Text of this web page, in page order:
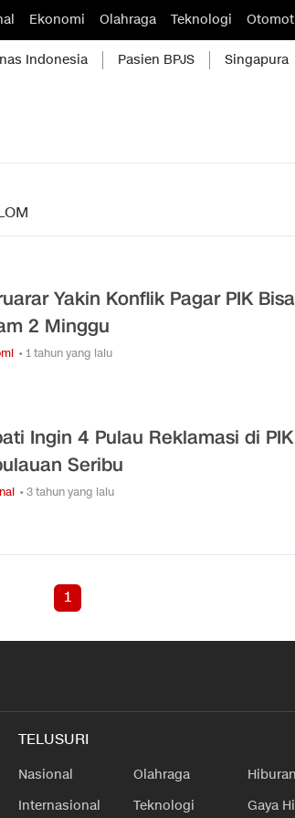
Ekonomi Olahraga Teknologi
Indonesia Pasien BPJS Singapura
Yakin Konflik Pagar PIK
2 Minggu
• 1 tahun yang lalu
Ingin 4 Pulau Reklamasi di
Seribu
• 3 tahun yang lalu
1
TELUSURI
Nasional
Internasional
Olahraga
Teknologi
Hiburan
Gaya